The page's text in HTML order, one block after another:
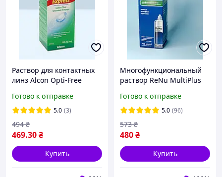
Раствор для контактных
линз Alcon Opti-Free
многофункциональный
уход очистка
дезинфекция увлажнение
Готово к отправке
5.0 (3)
469.30₴
494 ₴
Купить
Многофункциональный
раствор ReNu MultiPlus
Готово к отправке
5.0 (96)
480₴
573 ₴
Купить